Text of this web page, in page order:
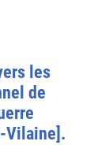
les
de
Vilaine].